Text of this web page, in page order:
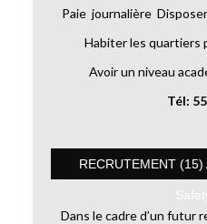
Paie journalière
Habiter les quartiers
Avoir un niveau
Tél:
RECRUTEMENT
Dans le cadre d’un futur